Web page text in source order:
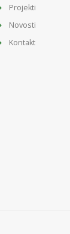
Projekti
Novosti
Kontakt